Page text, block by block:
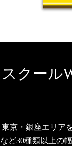
クール
京・銀座エリ
ど30種類以上の